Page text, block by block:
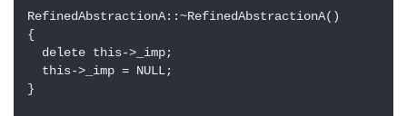
RefinedAbstractionA::~RefinedAbstractionA()
{
  delete this->_imp;
  this->_imp = NULL;
}